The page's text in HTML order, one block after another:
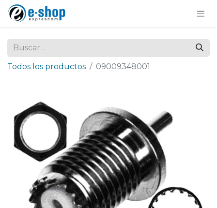
Todos los productos 09009348001